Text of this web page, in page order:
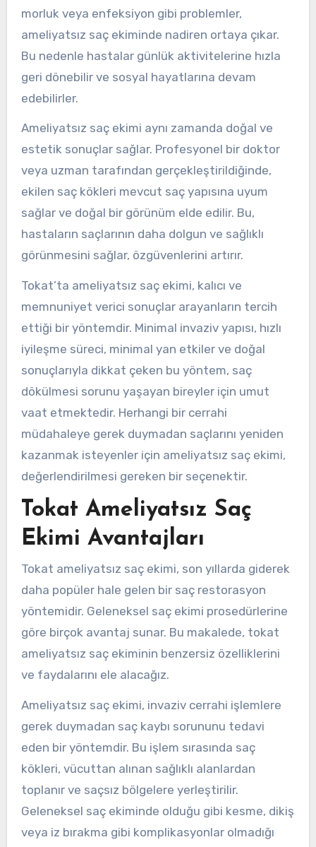
morluk veya enfeksiyon gibi problemler,
ameliyatsız saç ekiminde nadiren ortaya çıkar.
Bu nedenle hastalar günlük aktivitelerine hızla
geri dönebilir ve sosyal hayatlarına devam
edebilirler.
Ameliyatsız saç ekimi aynı zamanda doğal ve
estetik sonuçlar sağlar. Profesyonel bir doktor
veya uzman tarafından gerçekleştirildiğinde,
ekilen saç kökleri mevcut saç yapısına uyum
sağlar ve doğal bir görünüm elde edilir. Bu,
hastaların saçlarının daha dolgun ve sağlıklı
görünmesini sağlar, özgüvenlerini artırır.
Tokat’ta ameliyatsız saç ekimi, kalıcı ve
memnuniyet verici sonuçlar arayanların tercih
ettiği bir yöntemdir. Minimal invaziv yapısı, hızlı
iyileşme süreci, minimal yan etkiler ve doğal
sonuçlarıyla dikkat çeken bu yöntem, saç
dökülmesi sorunu yaşayan bireyler için umut
vaat etmektedir. Herhangi bir cerrahi
müdahaleye gerek duymadan saçlarını yeniden
kazanmak isteyenler için ameliyatsız saç ekimi,
değerlendirilmesi gereken bir seçenektir.
Tokat Ameliyatsız Saç
Ekimi Avantajları
Tokat ameliyatsız saç ekimi, son yıllarda giderek
daha popüler hale gelen bir saç restorasyon
yöntemidir. Geleneksel saç ekimi prosedürlerine
göre birçok avantaj sunar. Bu makalede, tokat
ameliyatsız saç ekiminin benzersiz özelliklerini
ve faydalarını ele alacağız.
Ameliyatsız saç ekimi, invaziv cerrahi işlemlere
gerek duymadan saç kaybı sorununu tedavi
eden bir yöntemdir. Bu işlem sırasında saç
kökleri, vücuttan alınan sağlıklı alanlardan
toplanır ve saçsız bölgelere yerleştirilir.
Geleneksel saç ekiminde olduğu gibi kesme, dikiş
veya iz bırakma gibi komplikasyonlar olmadığı